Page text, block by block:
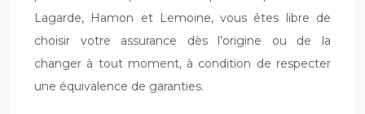
Lagarde, Hamon et Lemoine, vous êtes libre de
choisir votre assurance dès l’origine ou de la
changer à tout moment, à condition de respecter
une équivalence de garanties.